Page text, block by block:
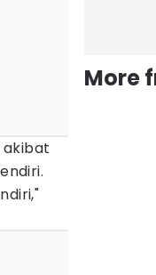
akibat
More